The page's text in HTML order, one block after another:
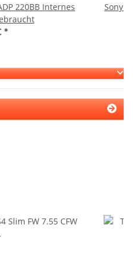
220BB Internes
*
Sony